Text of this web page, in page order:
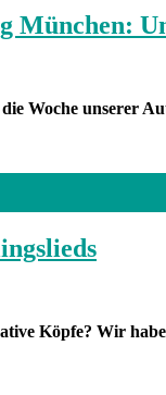
München:
Woche unserer
Köpfe? Wir